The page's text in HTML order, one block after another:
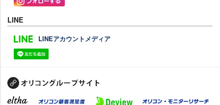
LINE
LINEアカウントメディア